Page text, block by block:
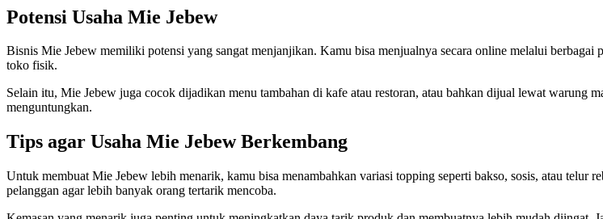
Potensi Usaha Mie Jebew
Bisnis Mie Jebew memiliki potensi yang sangat menjanjikan. Kamu bisa menjualnya secara online melalui
toko fisik.
Selain itu, Mie Jebew juga cocok dijadikan menu tambahan di kafe atau restoran, atau bahkan dijual lewat warung
menguntungkan.
Tips agar Usaha Mie Jebew Berkembang
Untuk membuat Mie Jebew lebih menarik, kamu bisa menambahkan variasi topping seperti bakso, sosis, atau telur
pelanggan agar lebih banyak orang tertarik mencoba.